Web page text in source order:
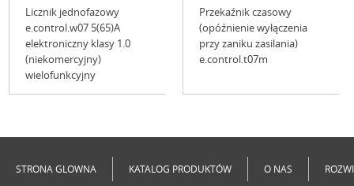
Licznik jednofazowy
e.control.w07 5(65)A
elektroniczny klasy 1.0
(niekomercyjny)
wielofunkcyjny
Przekaźnik czasowy
(opóźnienie wyłączenia
przy zaniku zasilania)
e.control.t07m
STRONA GLOWNA KATALOG PRODUKTÓW O NAS